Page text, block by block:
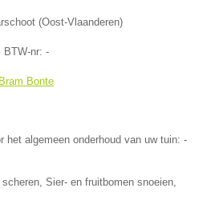
(Oost-Vlaanderen)
BTW-nr: -
Bonte
het algemeen onderhoud van uw tuin: -
Sier- en fruitbomen snoeien,